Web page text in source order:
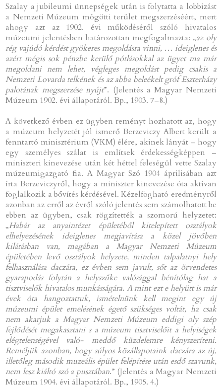
Szalay a jubileumi ünnepségek után is folytatta a lobbizást
a Nemzeti Múzeum mögötti terület megszerzéséért, mert
ahogy azt az 1902. évi működéséről szóló hivatalos
múzeumi jelentésben határozottan megfogalmazta: „az oly
rég vajúdó kérdést gyökeres megoldásra vinni, … ideiglenes és
azért mégis sok pénzbe kerülő pótlásokkal az ügyet ma már
megoldani nem lehet, végleges megoldást pedig csakis a
Nemzeti Lovarda telkének és az abba beleékelt gróf Eszterházy
palotának megszerzése nyújt”. (Jelentés a Magyar Nemzeti
Múzeum 1902. évi állapotáról. Bp., 1903. 7–8.)
A következő évben ez ügyben reményt hozhatott az, hogy
a múzeum helyzetét jól ismerő Berzeviczy Albert került a
fenntartó minisztérium (VKM) élére, akinek lányát – hogy
egy személyes szálat is említsek érdekességképpen –
miniszteri kinevezése után két héttel feleségül vette Szalay
múzeumigazgató fia. A Magyar Szó 1904 áprilisában azt
írta Berzeviczyről, hogy a miniszter kinevezése óta aktívan
foglalkozik a bővítés kérdésével. Kézelfogható eredményről
azonban az erről az évről szóló jelentés sem számolhatott be
ebben az ügyben, csak rögzítették a szomorú helyzetet:
„Habár az anyaintézet épületéből kitelepített osztályok
elhelyezésének ideiglenes megjavítása a közel jövőben
kilátásban van, magában a Magyar Nemzeti Múzeum
épületében levő osztályok helyzete, minden talpalatnyi hely
felhasználása daczára, ez évben sem javult, sőt az örvendetes
gyarapodás folytán a helyszűke valósággal bénítólag hat a
tisztviselők hivatalos munkásságára. A mint ezt e helyütt is már
évek óta hangoztattuk, ismételnünk kell megint egy új
múzeumi épület emelésének égető szükséges voltát, ha csak
nem akarjuk a Magyar Nemzeti Múzeum eddigi oly szép
fejlődését megakasztani s a múzeum tisztviselőit a helyiségek
elégtelenségével való- meddő küzdelemre kényszeríteni.
Reméljük azonban, hogy súlyos közállapotaink daczára az új,
illetőleg második muzeális épület felépítése után esdő szavunk,
nem lesz kiáltó szó a pusztában.” (Jelentés a Magyar Nemzeti
Múzeum 1904. évi állapotáról. Bp., 1905. 4.)